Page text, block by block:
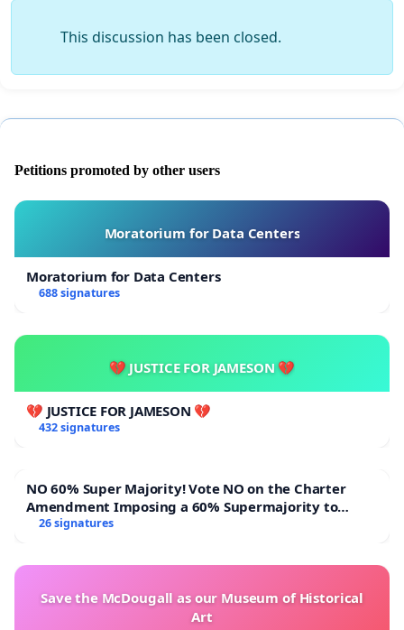
This discussion has been closed.
Petitions promoted by other users
Moratorium for Data Centers
Moratorium for Data Centers
688 signatures
💔 JUSTICE FOR JAMESON 💔
💔 JUSTICE FOR JAMESON 💔
432 signatures
NO 60% Super Majority! Vote NO on the Charter
Amendment Imposing a 60% Supermajority to
Overturn Town Meeting Budget Vote
26 signatures
Save the McDougall as our Museum of Historical
Art